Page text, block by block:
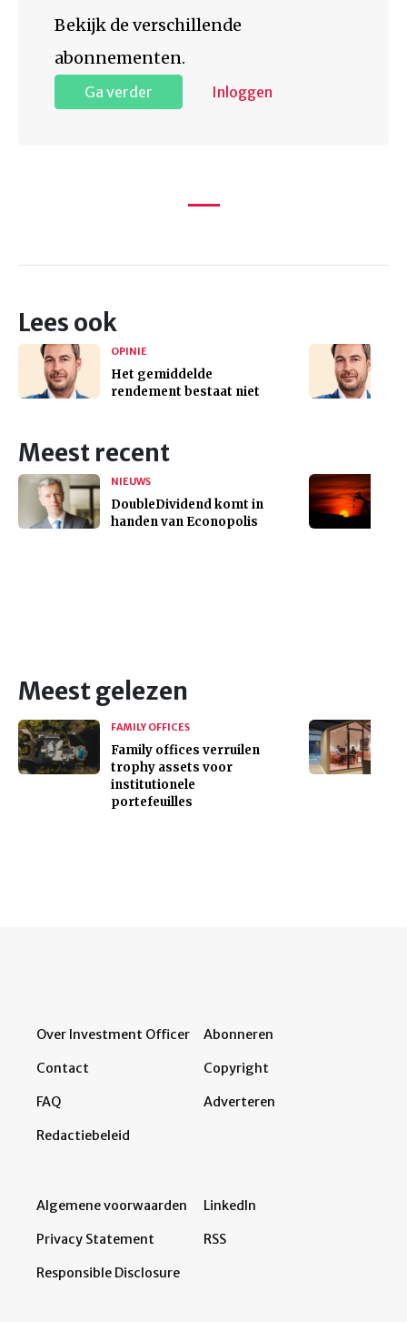
Bekijk de verschillende
abonnementen.
Ga verder Inloggen
Lees ook
OPINIE
Het gemiddelde
rendement bestaat niet
Meest recent
NIEUWS
DoubleDividend komt in
handen van Econopolis
Meest gelezen
FAMILY OFFICES
Family offices verruilen
trophy assets voor
institutionele
portefeuilles
Over Investment Officer
Contact
FAQ
Redactiebeleid
Abonneren
Copyright
Adverteren
Algemene voorwaarden
Privacy Statement
Responsible Disclosure
LinkedIn
RSS